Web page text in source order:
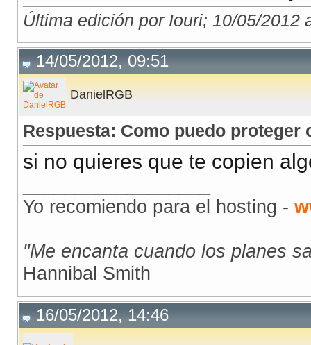
Última edición por Iouri; 10/05/2012
14/05/2012, 09:51
DanielRGB
Respuesta: Como puedo
si no quieres que te copien
Yo recomiendo para el hosting -
"Me encanta cuando los planes
Hannibal Smith
16/05/2012, 14:46